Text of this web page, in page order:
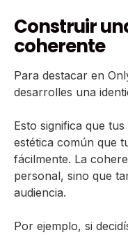
Construir
coherente
Para destacar en
desarrolles una
Esto significa que
estética común que
fácilmente. La
personal, sino que
audiencia.
Por ejemplo, si